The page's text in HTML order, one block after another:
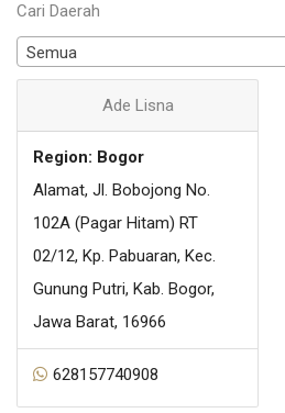
Cari Daerah
Semua
Ade Lisna
Region: Bogor
Alamat, Jl. Bobojong No.
102A (Pagar Hitam) RT
02/12, Kp. Pabuaran, Kec.
Gunung Putri, Kab. Bogor,
Jawa Barat, 16966
628157740908